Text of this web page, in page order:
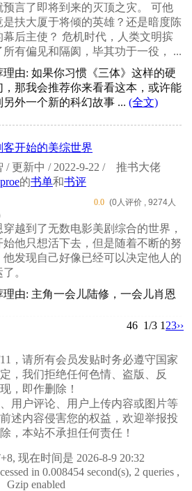
预言了即将到来的灭顶之灾。 可他
是扶大厦于将倾的英雄？还是暗度陈
幕后主使？ 危机时代，人类文明摈
所有偏见和隔阂，毕其功于一役， ...
理由: 如果你习惯《三体》这样的硬
，那我会推荐你来看看这本，或许能
另外一个新的科幻故事 ... (全文)
客开始的美综世界
/ 更新中 / 2022-9-22 /
推书大佬
的书单和书评
0.0 (0人评价 , 9274人
穿越到了无数电影美剧综合的世界，
始他只想活下去，但是随着不断的努
他发现自己好像已经可以决定他人的
。
理由: 主角一会儿陆修，一会儿肖恩
46 1/3 1 23››
，请所有会员发贴时务必遵守国家
，我们拒绝任何色情、盗版、反
，即作删除！
用户评论、用户上传内容或图片等
述内容侵害您的权益，欢迎举报投
，本站不承担任何责任！
现在时间是 2026-8-9 20:32
in 0.008454 second(s), 2 queries ,
Gzip enabled